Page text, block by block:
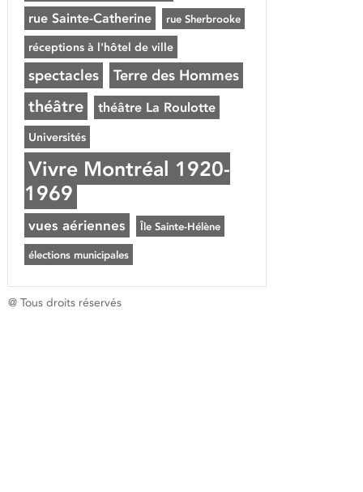
rue Sainte-Catherine rue Sherbrooke
réceptions à l'hôtel de ville
spectacles Terre des Hommes
théâtre théâtre La Roulotte
Universités
Vivre Montréal 1920-
1969
vues aériennes Île Sainte-Hélène
élections municipales
@ Tous droits réservés